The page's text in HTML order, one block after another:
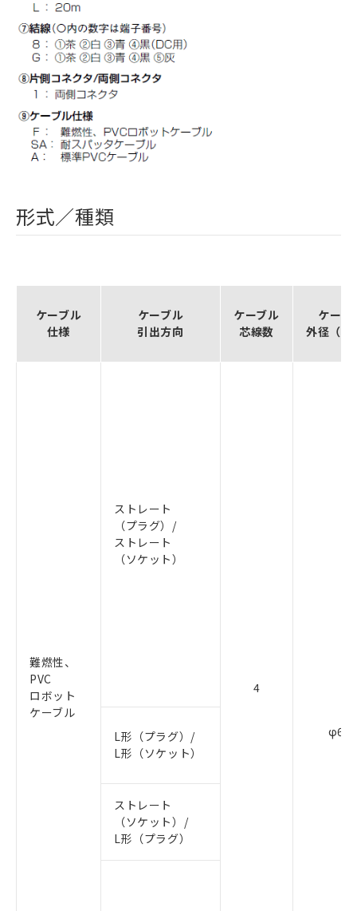
形式／種類
ケーブル
仕様
ケーブル
引出方向
ケーブル
芯線数
ケーブ
外径（
難燃性、
PVC
ロボット
ケーブル
ストレート
（プラグ）/
ストレート
（ソケット）
4
φ6.0
L形（プラグ）/
L形（ソケット）
ストレート
（ソケット）/
L形（プラグ）